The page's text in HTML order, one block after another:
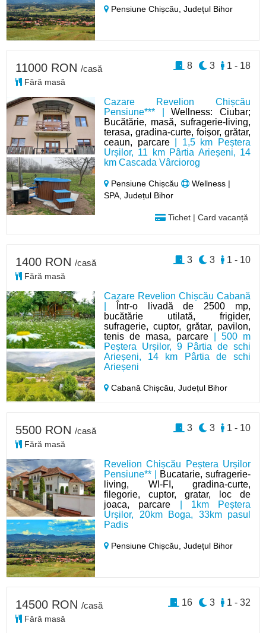
Pensiune Chișcău,Județul Bihor
Cazare Revelion Chișcău
Pensiune*** |Wellness: Ciubar;
Bucătărie, masă, sufragerie-living,
terasa, gradina-curte, foișor, grătar,
ceaun, parcare| 1,5 km Peștera
Urșilor, 11 km Pârtia Arieșeni, 14
km Cascada Vârciorog
Pensiune Chișcău
Wellness |
SPA, Județul Bihor
Tichet | Card vacanță
11000 RON /casă
Fără masă
1 - 18
3
8
Cazare Revelion Chișcău Cabană
Într-o livadă de 2500 mp,
bucătărie utilată, frigider,
sufragerie, cuptor, grătar, pavilon,
tenis de masa, parcare | 500 m
Peștera Urșilor, 9 Pârtia de schi
Arieșeni, 14 km Pârtia de schi
Arieșeni
Cabană Chișcău,Județul Bihor
1400 RON /casă
Fără masă
1 - 10
3
3
Revelion Chișcău Peștera Urșilor
Pensiune** |
Bucatarie, sufragerie-
living, WI-FI, gradina-curte,
filegorie, cuptor, gratar, loc de
joaca, parcare | 1km Peștera
Urșilor, 20km Boga, 33km pasul
Padis
Pensiune Chișcău,Județul Bihor
5500 RON /casă
Fără masă
1 - 10
3
3
14500 RON /casă
Fără masă
1 - 32
3
16